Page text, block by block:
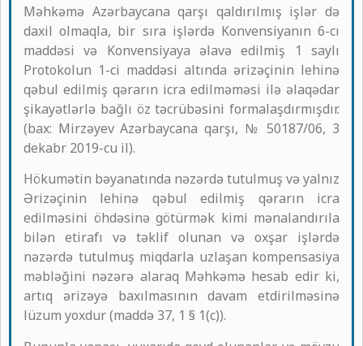
Məhkəmə Azərbaycana qarşı qaldırılmış işlər də
daxil olmaqla, bir sıra işlərdə Konvensiyanın 6-cı
maddəsi və Konvensiyaya əlavə edilmiş 1 saylı
Protokolun 1-ci maddəsi altında ərizəçinin lehinə
qəbul edilmiş qərarın icra edilməməsi ilə əlaqədar
şikayətlərlə bağlı öz təcrübəsini formalaşdırmışdır.
(bax: Mirzəyev Azərbaycana qarşı, № 50187/06, 3
dekabr 2019-cu il).
Hökumətin bəyanatında nəzərdə tutulmuş və yalnız
Ərizəçinin lehinə qəbul edilmiş qərarın icra
edilməsini öhdəsinə götürmək kimi mənalandırıla
bilən etirafı və təklif olunan və oxşar işlərdə
nəzərdə tutulmuş miqdarla uzlaşan kompensasiya
məbləğini nəzərə alaraq Məhkəmə hesab edir ki,
artıq ərizəyə baxılmasının davam etdirilməsinə
lüzum yoxdur (maddə 37, 1 § 1(c)).